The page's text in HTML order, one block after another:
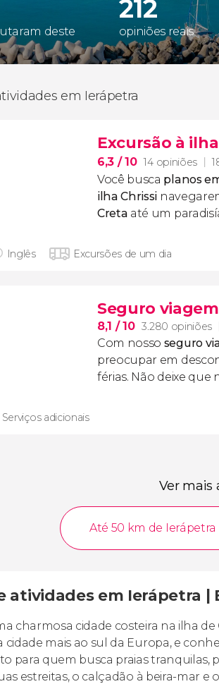
deste
212
opiniões reais
em Ierápetra
Excursão à
6,3 / 10 14 opiniões
Você busca planos
ilhaChrissi
Creta até um
Inglês Excursões de um dia
Seguro
8,1 / 10 3.280 opiniões
Com nosso seguro
preocupar em
férias. Não deixe que
Serviços adicionais
Ver mais
Até 50 km de Ierápetra
atividades em Ierápetra |
charmosa cidade costeira na ilha
cidade mais ao sul da Europa, e
para quem busca praias tranquilas,
estreitas, o calçadão à beira-mar